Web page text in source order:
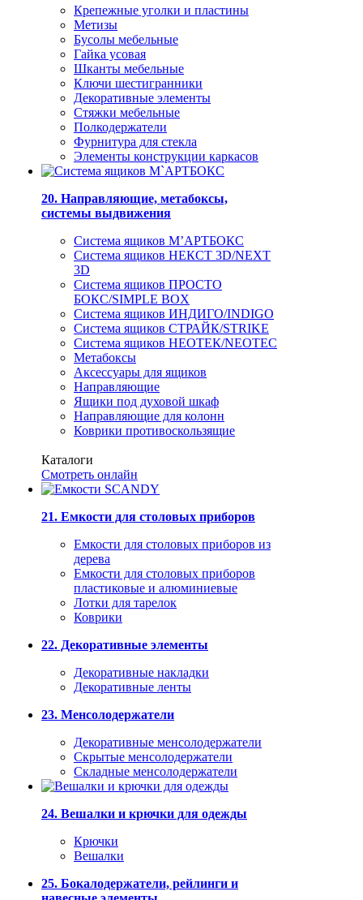
Крепежные уголки и пластины
Метизы
Бусолы мебельные
Гайка усовая
Шканты мебельные
Ключи шестигранники
Декоративные элементы
Стяжки мебельные
Полкодержатели
Фурнитура для стекла
Элементы конструкции каркасов
20. Направляющие, метабоксы,
системы выдвижения
Система ящиков М’АРТБОКС
Система ящиков НЕКСТ 3D/NEXT
3D
Система ящиков ПРОСТО
БОКС/SIMPLE BOX
Система ящиков ИНДИГО/INDIGO
Система ящиков СТРАЙК/STRIKE
Система ящиков НЕОТЕК/NEOTEC
Метабоксы
Аксессуары для ящиков
Направляющие
Ящики под духовой шкаф
Направляющие для колонн
Коврики противоскользящие
Каталоги
Смотреть онлайн
21. Емкости для столовых приборов
Емкости для столовых приборов из
дерева
Емкости для столовых приборов
пластиковые и алюминиевые
Лотки для тарелок
Коврики
22. Декоративные элементы
Декоративные накладки
Декоративные ленты
23. Менсолодержатели
Декоративные менсолодержатели
Скрытые менсолодержатели
Складные менсолодержатели
24. Вешалки и крючки для одежды
Крючки
Вешалки
25. Бокалодержатели, рейлинги и